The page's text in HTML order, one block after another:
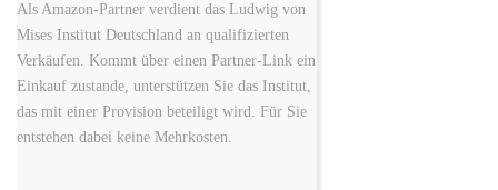
Als Amazon-Partner verdient das Ludwig von
Mises Institut Deutschland an qualifizierten
Verkäufen. Kommt über einen Partner-Link ein
Einkauf zustande, unterstützen Sie das Institut,
das mit einer Provision beteiligt wird. Für Sie
entstehen dabei keine Mehrkosten.